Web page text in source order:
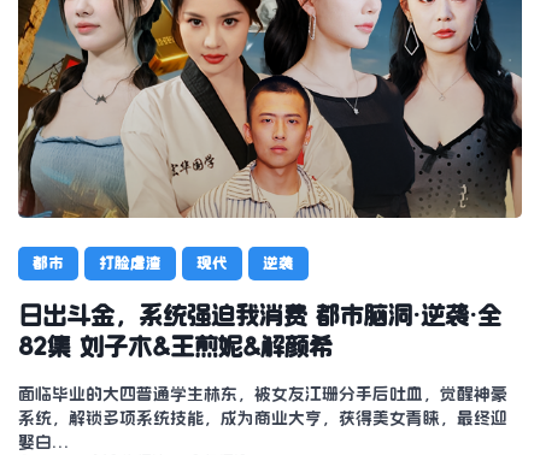
都市 打脸虐渣 现代 逆袭
日出斗金，系统强迫我消费 都市脑洞·逆袭·全
82集 刘子木&王煎妮&解颜希
面临毕业的大四普通学生林东，被女友江珊分手后吐血，觉醒神豪
系统，解锁多项系统技能，成为商业大亨，获得美女青睐，最终迎
娶白…